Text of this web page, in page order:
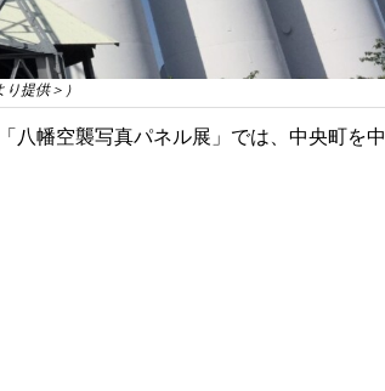
提供＞）
八幡空襲写真パネル展」では、中央町を